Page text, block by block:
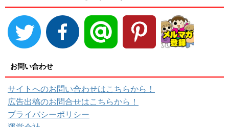
お問い合わせ
サイトへのお問い合わせはこちらから！
広告出稿のお問合せはこちらから！
プライバシーポリシー